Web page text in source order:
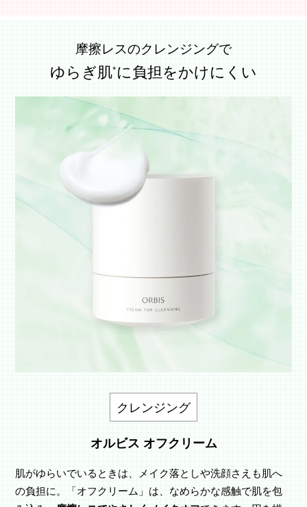
摩擦レスのクレンジングで
ゆらぎ肌* に負担をかけにくい
クレンジング
オルビス オフクリーム
肌がゆらいでいるときは、メイク落としや洗顔さえも肌へ
の負担に。「オフクリーム」は、なめらかな感触で肌を包